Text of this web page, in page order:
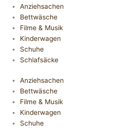
Anziehsachen
Bettwäsche
Filme & Musik
Kinderwagen
Schuhe
Schlafsäcke
Anziehsachen
Bettwäsche
Filme & Musik
Kinderwagen
Schuhe